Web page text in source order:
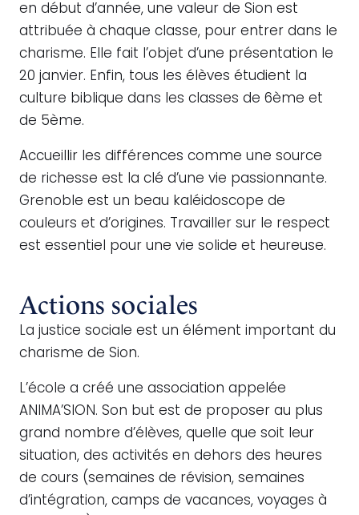
en début d’année, une valeur de Sion est
attribuée à chaque classe, pour entrer dans le
charisme. Elle fait l’objet d’une présentation le
20 janvier. Enfin, tous les élèves étudient la
culture biblique dans les classes de 6ème et
de 5ème.
Accueillir les différences comme une source
de richesse est la clé d’une vie passionnante.
Grenoble est un beau kaléidoscope de
couleurs et d’origines. Travailler sur le respect
est essentiel pour une vie solide et heureuse.
Actions sociales
La justice sociale est un élément important du
charisme de Sion.
L’école a créé une association appelée
ANIMA’SION. Son but est de proposer au plus
grand nombre d’élèves, quelle que soit leur
situation, des activités en dehors des heures
de cours (semaines de révision, semaines
d’intégration, camps de vacances, voyages à